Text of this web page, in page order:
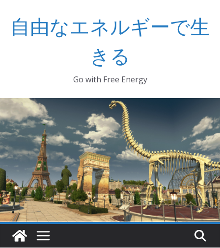
キ
ッ
プ
自由なエネルギーで生
きる
Go with Free Energy